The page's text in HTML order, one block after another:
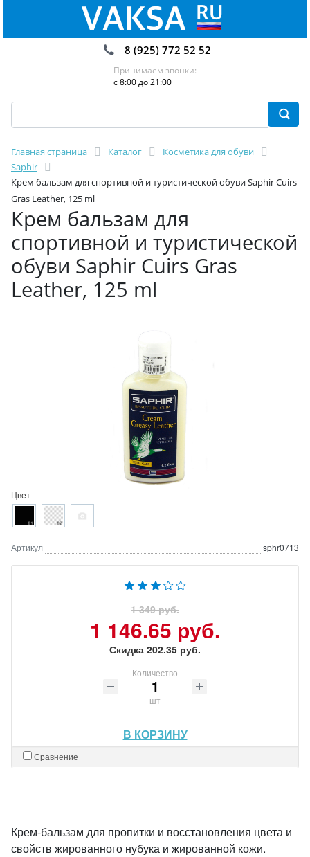
8 (925) 772 52 52
Принимаем звонки:
с 8:00 до 21:00
Главная страница Каталог
Косметика для обуви
Saphir
Крем бальзам для спортивной и туристической обуви Saphir Cuirs
Gras Leather, 125 ml
Крем бальзам для
спортивной и туристической
обуви Saphir Cuirs Gras
Leather, 125 ml
Цвет
Артикул sphr0713
1 349 руб.
1 146.65 руб.
Скидка 202.35 руб.
Количество
шт
В КОРЗИНУ
Сравнение
Крем-бальзам для пропитки и восстановления цвета и
свойств жированного нубука и жированной кожи.